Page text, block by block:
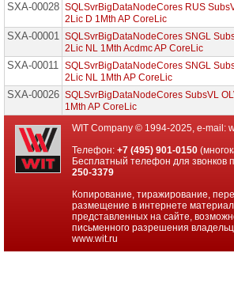
Name
Моноблоки
Name
Компьютеры
Brand
Принтеры
плоттеры
МФУ
Пассивное
сетевое
SXA-00028 SQLSvrBigDataNodeCores RUS
2Lic D 1Mth AP CoreLic
SXA-00001 SQLSvrBigDataNodeCores SNGL
2Lic NL 1Mth Acdmc AP CoreLic
SXA-00011 SQLSvrBigDataNodeCores SNGL
2Lic NL 1Mth AP CoreLic
SXA-00026 SQLSvrBigDataNodeCores SubsVL
1Mth AP CoreLic
WIT Company © 1994-2025, e-mail:
Телефон:+7 (495) 901-0150
Бесплатный телефон для звонков
250-3379
Копирование, тиражирование,
размещение в интернете
представленных на сайте,
письменного разрешения
www.wit.ru